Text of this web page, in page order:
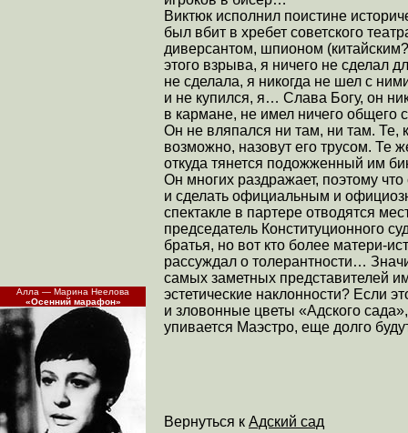
Виктюк исполнил поистине
был вбит в хребет советского
диверсантом, шпионом
этого взрыва, я ничего не сделал
не сделала, я никогда не шел с
и не купился, я… Слава Богу, он
в кармане, не имел ничего общего
Он не вляпался ни там, ни там. Те,
возможно, назовут его трусом. Те
откуда тянется подожженный им
Он многих раздражает, поэтому
и сделать официальным и
спектакле в партере отводятся
председатель Конституционного
братья, но вот кто более матери-
рассуждал о толерантности…
самых заметных представителей
эстетические наклонности? Если
и зловонные цветы «Адского
упивается Маэстро, еще долго
Вернуться к Адский сад
Алла — Марина Неелова
«Осенний марафон»